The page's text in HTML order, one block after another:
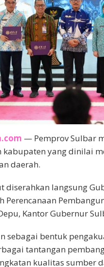
— Pemprov Sulbar
kabupaten yang dinilai
daerah.
diserahkan langsung
Perencanaan
Kantor Gubernur
sebagai bentuk
tantangan
kualitas sumber